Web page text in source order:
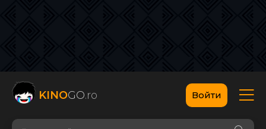
KINOGO.ro Войти